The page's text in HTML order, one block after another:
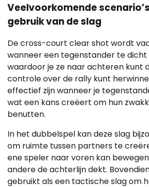
Veelvoorkomende
gebruik van de slag
De cross-court clear shot wordt
wanneer een tegenstander te
waardoor je ze naar achteren kunt
controle over de rally kunt
effectief zijn wanneer je
wat een kans creëert om hun
benutten.
In het dubbelspel kan deze slag
om ruimte tussen partners te
ene speler naar voren kan
andere de achterlijn dekt.
gebruikt als een tactische slag om